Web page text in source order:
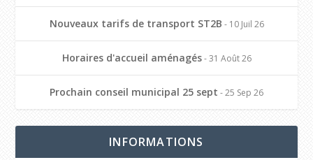
Nouveaux tarifs de transport ST2B - 10 Juil 26
Horaires d'accueil aménagés- 31 Août 26
Prochain conseil municipal 25 sept - 25 Sep 26
INFORMATIONS